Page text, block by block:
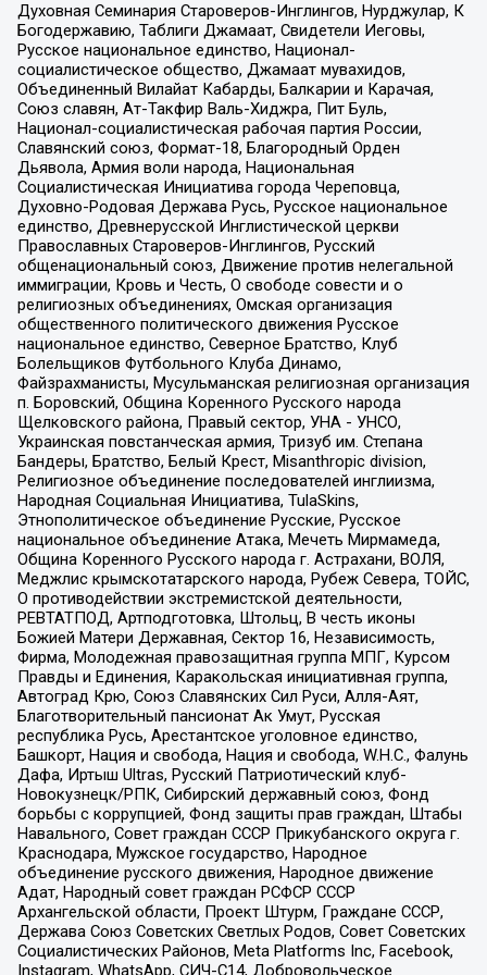
Духовная Семинария Староверов-Инглингов, Нурджулар, К
Богодержавию, Таблиги Джамаат, Свидетели Иеговы,
Русское национальное единство, Национал-
социалистическое общество, Джамаат мувахидов,
Объединенный Вилайат Кабарды, Балкарии и Карачая,
Союз славян, Ат-Такфир Валь-Хиджра, Пит Буль,
Национал-социалистическая рабочая партия России,
Славянский союз, Формат-18, Благородный Орден
Дьявола, Армия воли народа, Национальная
Социалистическая Инициатива города Череповца,
Духовно-Родовая Держава Русь, Русское национальное
единство, Древнерусской Инглистической церкви
Православных Староверов-Инглингов, Русский
общенациональный союз, Движение против нелегальной
иммиграции, Кровь и Честь, О свободе совести и о
религиозных объединениях, Омская организация
общественного политического движения Русское
национальное единство, Северное Братство, Клуб
Болельщиков Футбольного Клуба Динамо,
Файзрахманисты, Мусульманская религиозная организация
п. Боровский, Община Коренного Русского народа
Щелковского района, Правый сектор, УНА - УНСО,
Украинская повстанческая армия, Тризуб им. Степана
Бандеры, Братство, Белый Крест, Misanthropic division,
Религиозное объединение последователей инглиизма,
Народная Социальная Инициатива, TulaSkins,
Этнополитическое объединение Русские, Русское
национальное объединение Атака, Мечеть Мирмамеда,
Община Коренного Русского народа г. Астрахани, ВОЛЯ,
Меджлис крымскотатарского народа, Рубеж Севера, ТОЙС,
О противодействии экстремистской деятельности,
РЕВТАТПОД, Артподготовка, Штольц, В честь иконы
Божией Матери Державная, Сектор 16, Независимость,
Фирма, Молодежная правозащитная группа МПГ, Курсом
Правды и Единения, Каракольская инициативная группа,
Автоград Крю, Союз Славянских Сил Руси, Алля-Аят,
Благотворительный пансионат Ак Умут, Русская
республика Русь, Арестантское уголовное единство,
Башкорт, Нация и свобода, Нация и свобода, W.H.С., Фалунь
Дафа, Иртыш Ultras, Русский Патриотический клуб-
Новокузнецк/РПК, Сибирский державный союз, Фонд
борьбы с коррупцией, Фонд защиты прав граждан, Штабы
Навального, Совет граждан СССР Прикубанского округа г.
Краснодара, Мужское государство, Народное
объединение русского движения, Народное движение
Адат, Народный совет граждан РСФСР СССР
Архангельской области, Проект Штурм, Граждане СССР,
Держава Союз Советских Светлых Родов, Совет Советских
Социалистических Районов, Meta Platforms Inc, Facebook,
Instagram, WhatsApp, СИЧ-С14, Добровольческое